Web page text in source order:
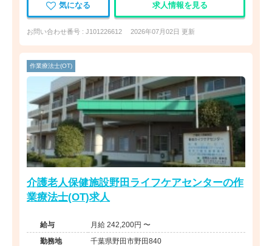
気になる 求人情報を見る
お問い合わせ番号 : J101226612 2026年07月02日 更新
作業療法士(OT)
介護老人保健施設野田ライフケアセンターの作
業療法士(OT)求人
給与
月給 242,200円 〜
勤務地
千葉県野田市野田840